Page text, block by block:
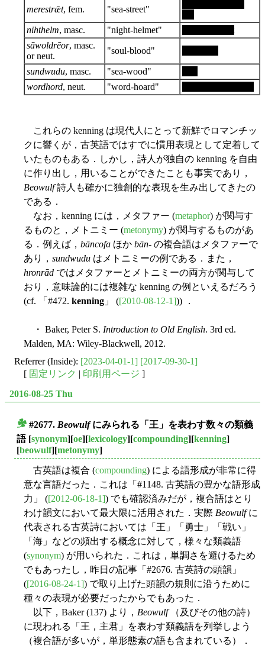
merestrǣt, fem. "sea-street"
nihthelm, masc. "night-helmet"
sāwoldrēor, masc.
or neut.
"soul-blood"
sundwudu, masc. "sea-wood"
wordhord, neut. "word-hoard"
これらの kenning は現代人にとって新鮮でロマンチッ
クに響くが，古英語ではすでに慣用表現として定着して
いたものもある．しかし，詩人が独自の kenning を自由
に作り出し，用いることができたことも事実であり，
Beowulf詩人も確かに独創的な表現を生み出してきたの
である．
なお，kenning には，メタファー (metaphor) が関与す
るものと，メトニミー (metonymy) が関与するものがあ
る．例えば， bāncofa ほか bān- の複合語はメタファーで
あり， sundwudu はメトニミーの例である．また，
hronrād ではメタファーとメトニミーの両方が関与して
おり，意味論的には複雑な kenning の例といえるだろう
(cf. 「#472. kenning 」 ([2010-08-12-1])) ．
・ Baker, Peter S. Introduction to Old English. 3rd ed.
Malden, MA: Wiley-Blackwell, 2012.
Referrer (Inside): [2023-04-01-1] [2017-09-30-1]
[ 固定リンク | 印刷用ページ ]
2016-08-25 Thu
#2677. Beowulfにみられる「王」を表わす数々の類義
語[synonym][oe][lexicology][compounding][kenning]
[beowulf][metonymy]
古英語は複合 (compounding) による語形成が非常に得
意な言語だった．これは「#1148. 古英語の豊かな語形成
力」 ([2012-06-18-1]) でも確認済みだが，複合語はとり
わけ韻文において最大限に活用された．実際 Beowulfに
代表される古英詩においては「王」「勇士」「戦い」
「海」などの頻出する概念に対して，様々な類義語
(synonym) が用いられた．これは，単調さを避けるため
でもあったし，昨日の記事「#2676. 古英詩の頭韻」
([2016-08-24-1]) で取り上げた頭韻の規則に沿うために
種々の表現が必要だったからでもあった．
以下，Baker (137) より， Beowulf（及びその他の詩）
に現われる「王，主君」を表わす類義語を列挙しよう
（複合語が多いが，単形態素の語も含まれている）．